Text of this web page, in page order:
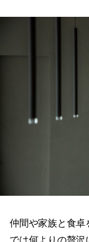
仲間や家族と食卓